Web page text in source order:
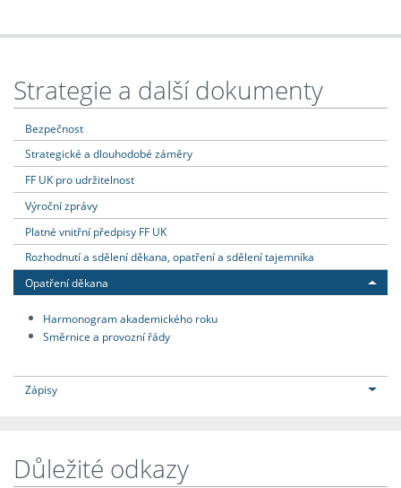
Strategie a další dokumenty
Bezpečnost
Strategické a dlouhodobé záměry
FF UK pro udržitelnost
Výroční zprávy
Platné vnitřní předpisy FF UK
Rozhodnutí a sdělení děkana, opatření a sdělení tajemníka
Opatření děkana
Harmonogram akademického roku
Směrnice a provozní řády
Zápisy
Důležité odkazy